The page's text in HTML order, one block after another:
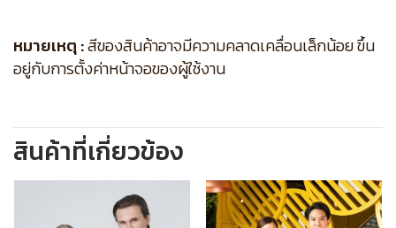
หมายเหตุ :สีของสินค้าอาจมีความคลาดเคลื่อนเล็กน้อย ขึ้น
อยู่กับการตั้งค่าหน้าจอของผู้ใช้งาน
สินค้าที่เกี่ยวข้อง